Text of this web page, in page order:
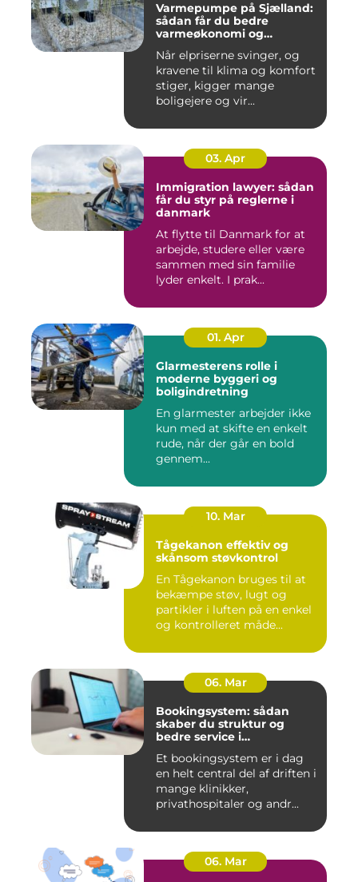
Varmepumpe på Sjælland:
sådan får du bedre
varmeøkonomi og
Når elpriserne svinger, og
kravene til klima og komfort
stiger, kigger mange
boligejere og vir...
03. Apr
Immigration lawyer: sådan
får du styr på reglerne i
danmark
At flytte til Danmark for at
arbejde, studere eller være
sammen med sin familie
lyder enkelt. I prak...
01. Apr
Glarmesterens rolle i
moderne byggeri og
boligindretning
En glarmester arbejder ikke
kun med at skifte en enkelt
rude, når der går en bold
gennem...
10. Mar
Tågekanon effektiv og
skånsom støvkontrol
En Tågekanon bruges til at
bekæmpe støv, lugt og
partikler i luften på en enkel
og kontrolleret måde...
06. Mar
Bookingsystem: sådan
skaber du struktur og
bedre service i
Et bookingsystem er i dag
en helt central del af driften i
mange klinikker,
privathospitaler og andr...
06. Mar